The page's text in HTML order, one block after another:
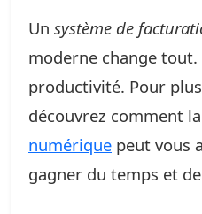
Un système de
moderne change
productivité. Pour
découvrez comment la
numérique peut vous
gagner du temps et de